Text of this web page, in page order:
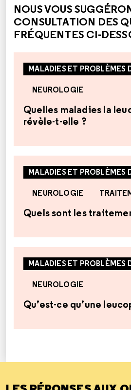
NOUS VOUS
CONSULTATION DES
FRÉQUENTES CI-
MALADIES ET PROBLÈMES
NEUROLOGIE
Quelles maladies la
révèle-t-elle ?
MALADIES ET PROBLÈMES
NEUROLOGIE
Quels sont les
MALADIES ET PROBLÈMES
NEUROLOGIE
Qu’est-ce qu’une